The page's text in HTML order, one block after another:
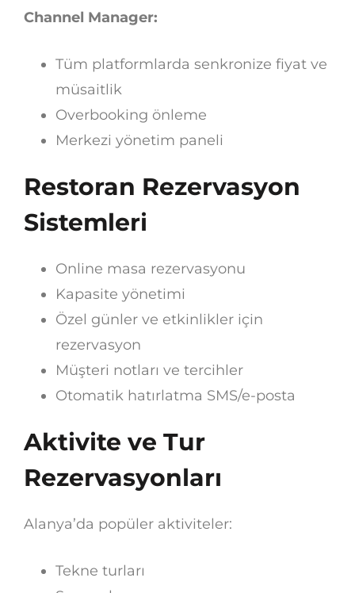
Channel Manager:
Tüm platformlarda senkronize fiyat ve
müsaitlik
Overbooking önleme
Merkezi yönetim paneli
Restoran Rezervasyon
Sistemleri
Online masa rezervasyonu
Kapasite yönetimi
Özel günler ve etkinlikler için
rezervasyon
Müşteri notları ve tercihler
Otomatik hatırlatma SMS/e-posta
Aktivite ve Tur
Rezervasyonları
Alanya’da popüler aktiviteler:
Tekne turları